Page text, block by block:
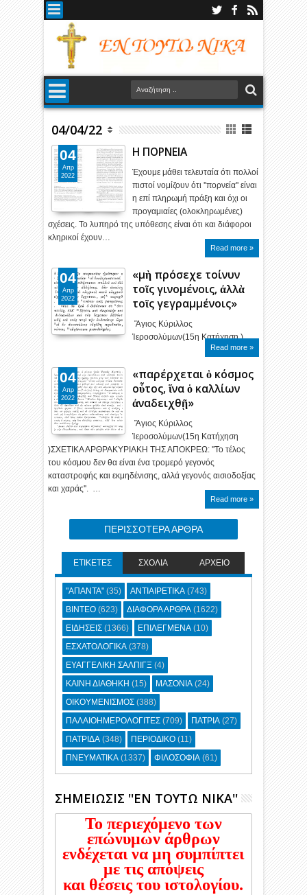
04/04/22
Η ΠΟΡΝΕΙΑ
Έχουμε μάθει τελευταία ότι πολλοί
πιστοί νομίζουν ότι ''πορνεία'' είναι
η επί πληρωμή πράξη και όχι οι
προγαμιαίες (ολοκληρωμένες)
σχέσεις. Το λυπηρό της υπόθεσης είναι ότι και διάφοροι
κληρικοί έχουν…
Read more »
04
Απρ
2022
«μὴ πρόσεχε τοίνυν
τοῖς γινομένοις, ἀλλὰ
τοῖς γεγραμμένοις»
Ἅγιος Κύριλλος
Ἱεροσολύμων(15η Κατήχηση )…
Read more »
04
Απρ
2022
«παρέρχεται ὁ κόσμος
οὗτος, ἵνα ὁ καλλίων
ἀναδειχθῇ»
Ἅγιος Κύριλλος
Ἱεροσολύμων(15η Κατήχηση
)ΣΧΕΤΙΚΑ ΑΡΘΡΑKYΡΙΑΚΗ ΤΗΣ ΑΠΟΚΡΕΩ: ''Το τέλος
του κόσμου δεν θα είναι ένα τρομερό γεγονός
καταστροφής και εκμηδένισης, αλλά γεγονός αισιοδοξίας
και χαράς''. …
Read more »
04
Απρ
2022
ΠΕΡΙΣΣΟΤΕΡΑ ΑΡΘΡΑ
ΕΤΙΚΕΤΕΣ ΣΧΟΛΙΑ ΑΡΧΕΙΟ
"ΑΠΑΝΤΑ" (35) ΑΝΤΙΑΙΡΕΤΙΚΑ (743)
ΒΙΝΤΕΟ (623) ΔΙΑΦΟΡΑ ΑΡΘΡΑ (1622)
ΕΙΔΗΣΕΙΣ (1366) ΕΠΙΛΕΓΜΕΝΑ (10)
ΕΣΧΑΤΟΛΟΓΙΚΑ (378)
ΕΥΑΓΓΕΛΙΚΗ ΣΑΛΠΙΓΞ (4)
ΚΑΙΝΗ ΔΙΑΘΗΚΗ (15) ΜΑΣΟΝΙΑ (24)
ΟΙΚΟΥΜΕΝΙΣΜΟΣ (388)
ΠΑΛΑΙΟΗΜΕΡΟΛΟΓΙΤΕΣ (709) ΠΑΤΡΙΑ (27)
ΠΑΤΡΙΔΑ (348) ΠΕΡΙΟΔΙΚΟ (11)
ΠΝΕΥΜΑΤΙΚΑ (1337) ΦΙΛΟΣΟΦΙΑ (61)
ΣΗΜΕΙΩΣΙΣ ''ΕΝ ΤΟΥΤΩ ΝΙΚΑ''
Το περιεχόμενο των
επώνυμων άρθρων
ενδέχεται να μη συμπίπτει
με τις απόψεις
και θέσεις του ιστολογίου.